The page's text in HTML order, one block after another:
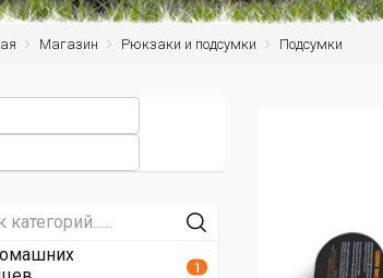
Магазин Рюкзаки и подсумки Подсумки
1